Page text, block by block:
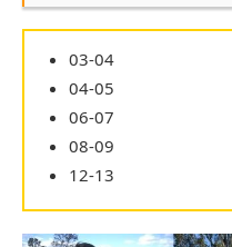
03-04
04-05
06-07
08-09
12-13